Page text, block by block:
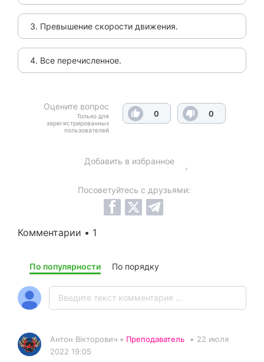
3. Превышение скорости движения.
4. Все перечисленное.
Оцените вопрос
Только для
зарегистрированных
пользователей
0 0
Добавить в избранное
Посоветуйтесь с друзьями:
Комментарии • 1
По популярности По порядку
Антон Вікторович • Преподаватель • 22 июля
2022 19:05